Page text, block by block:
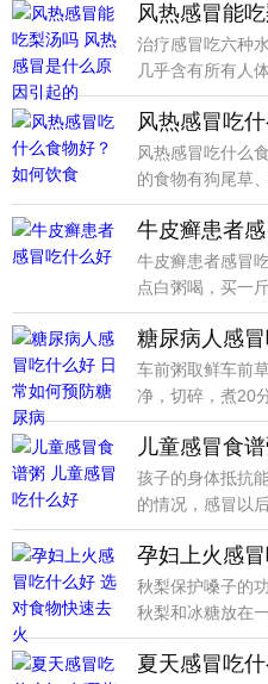
治疗感冒吃六种
几乎含有所有人
质，并能有效
风热感冒吃
风热感冒吃什么
的食物有狗尾草
牛蒡茶、白毫
牛皮癣患者
牛皮癣患者感冒
点白粥喝，买一
盐，煮开后趁热
车前粥取鲜车前
净，切碎，煮20
煮粥
儿童感冒食
孩子的身体抵抗
的情况，感冒以
冒药，这样会
秋梨保护嗓子的
秋梨和冰糖放在
可治疗感冒等